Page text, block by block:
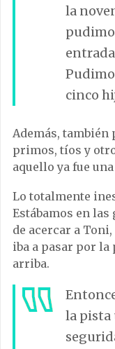
la
cinco
Además, también
primos, tíos y
aquello ya fue
Lo totalmente
Estábamos en
de acercar a Toni,
iba a pasar por la
arriba.
la pista